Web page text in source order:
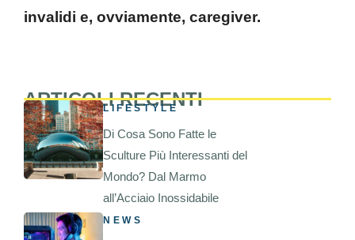
invalidi e, ovviamente, caregiver.
ARTICOLI RECENTI
LIFESTYLE
Di Cosa Sono Fatte le
Sculture Più Interessanti del
Mondo? Dal Marmo
all’Acciaio Inossidabile
NEWS